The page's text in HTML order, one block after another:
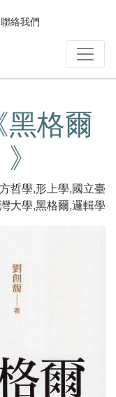
聯絡我們
黑格爾
哲學,形上學,國立臺
灣大學,黑格爾,邏輯學